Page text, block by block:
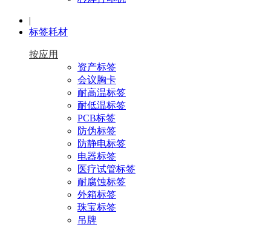
|
标签耗材
按应用
资产标签
会议胸卡
耐高温标签
耐低温标签
PCB标签
防伪标签
防静电标签
电器标签
医疗试管标签
耐腐蚀标签
外箱标签
珠宝标签
吊牌